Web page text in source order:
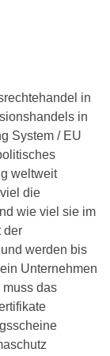
in
in
System / EU
weltweit
die
wie viel sie im
der
werden bis
Unternehmen
das